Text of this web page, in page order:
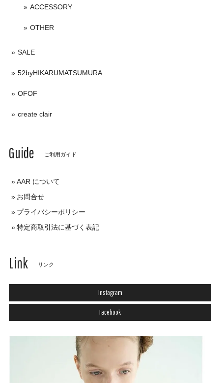
ACCESSORY
OTHER
SALE
52byHIKARUMATSUMURA
OFOF
create clair
Guide ご利用ガイド
AAR について
お問合せ
プライバシーポリシー
特定商取引法に基づく表記
Link リンク
Instagram
Facebook